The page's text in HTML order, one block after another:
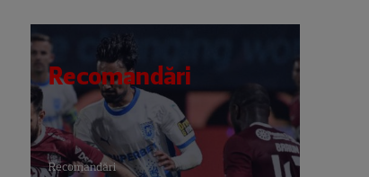
Recomandări
Recomandări